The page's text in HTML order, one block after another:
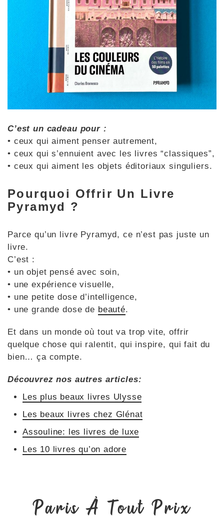
C’est un cadeau pour :
• ceux qui aiment penser autrement,
• ceux qui s’ennuient avec les livres “classiques”,
• ceux qui aiment les objets éditoriaux singuliers.
Pourquoi Offrir Un Livre
Pyramyd ?
Parce qu’un livre Pyramyd, ce n’est pas juste un
livre.
C’est :
• un objet pensé avec soin,
• une expérience visuelle,
• une petite dose d’intelligence,
• une grande dose de beauté.
Et dans un monde où tout va trop vite, offrir
quelque chose qui ralentit, qui inspire, qui fait du
bien… ça compte.
Découvrez nos autres articles:
Les plus beaux livres Ulysse
Les beaux livres chez Glénat
Assouline: les livres de luxe
Les 10 livres qu’on adore
Paris À Tout Prix